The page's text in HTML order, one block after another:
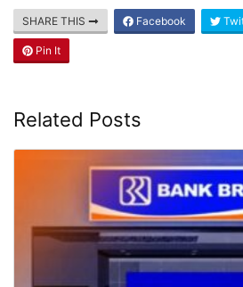
SHARE THIS Facebook
Pin It
Related Posts